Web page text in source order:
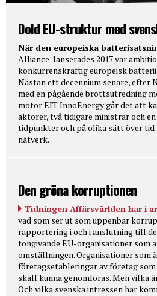
Dold EU-struktur med
När den europeiska
Alliance lanserades 2017 var
konkurrenskraftig europeisk
Nästan ett decennium senare,
med en pågående brottsutredning
motor EIT InnoEnergy går det att
aktörer, två tidigare ministrar och
tidpunkter och på olika sätt över
nätverk.
Den gröna korruptionen
Tidningen Affärsvärlden har i
vad som ser ut som uppenbar
rapportering i och i anslutning till
tongivande EU-organisationer som
omställningen. Organisationer som
företagsetableringar av företag
skall kunna genomföras. Men vilka
Och vilka svenska intressen har